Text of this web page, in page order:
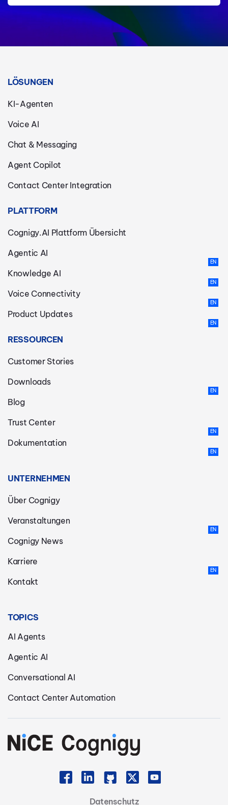
LÖSUNGEN
KI-Agenten
Voice AI
Chat & Messaging
Agent Copilot
Contact Center Integration
PLATTFORM
Cognigy.AI Plattform Übersicht
Agentic AI
Knowledge AI
Voice Connectivity
Product Updates
RESSOURCEN
Customer Stories
Downloads
Blog
Trust Center
Dokumentation
UNTERNEHMEN
Über Cognigy
Veranstaltungen
Cognigy News
Karriere
Kontakt
TOPICS
AI Agents
Agentic AI
Conversational AI
Contact Center Automation
Datenschutz